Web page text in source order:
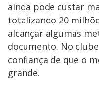
ainda pode custar
totalizando 20
alcançar algumas
documento. No
confiança de que o
grande.